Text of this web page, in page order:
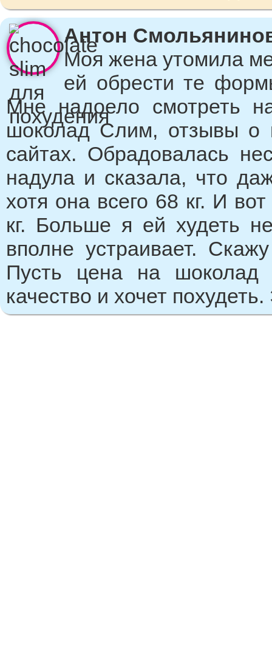
Антон
Моя жена утомила
ей обрести те
Мне надоело смотреть
шоколад Слим, отзывы о
сайтах. Обрадовалась
надула и сказала, что
хотя она всего 68 кг. И
кг. Больше я ей худеть
вполне устраивает.
Пусть цена на
качество и хочет